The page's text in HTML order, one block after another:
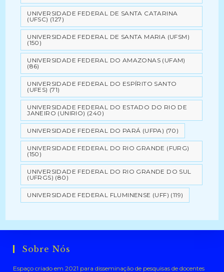
UNIVERSIDADE FEDERAL DE SANTA CATARINA
(UFSC) (127)
UNIVERSIDADE FEDERAL DE SANTA MARIA (UFSM)
(150)
UNIVERSIDADE FEDERAL DO AMAZONAS (UFAM)
(86)
UNIVERSIDADE FEDERAL DO ESPÍRITO SANTO
(UFES) (71)
UNIVERSIDADE FEDERAL DO ESTADO DO RIO DE
JANEIRO (UNIRIO) (240)
UNIVERSIDADE FEDERAL DO PARÁ (UFPA) (70)
UNIVERSIDADE FEDERAL DO RIO GRANDE (FURG)
(150)
UNIVERSIDADE FEDERAL DO RIO GRANDE DO SUL
(UFRGS) (80)
UNIVERSIDADE FEDERAL FLUMINENSE (UFF) (119)
Sobre Nós
Espaço criado em 2021 para disseminação de pesquisas de docentes